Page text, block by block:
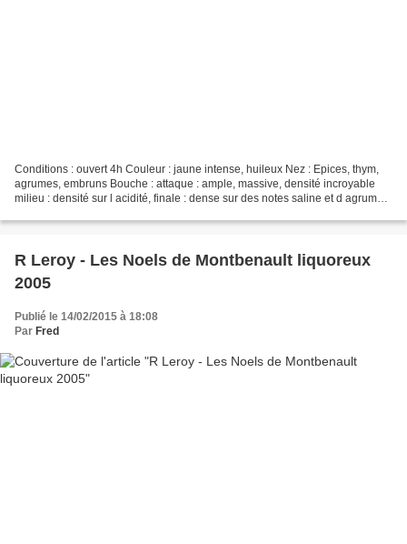
Conditions : ouvert 4h Couleur : jaune intense, huileux Nez : Epices, thym,
agrumes, embruns Bouche : attaque : ample, massive, densité incroyable
milieu : densité sur l acidité, finale : dense sur des notes saline et d agrumes
R Leroy - Les Noels de Montbenault liquoreux
2005
Publié le 14/02/2015 à 18:08
Par Fred